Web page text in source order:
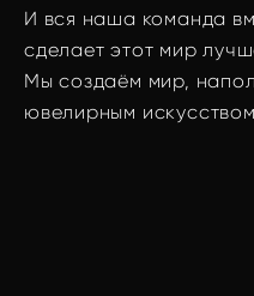
И вся наша команда
сделает этот мир
Мы создаём мир,
ювелирным